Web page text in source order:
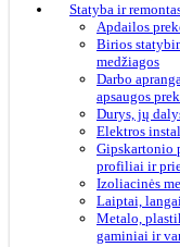
Statyba ir
Apdailos
Birios
medžiagos
Darbo
apsaugos
Durys, jų
Elektros
Gipskartonio
profiliai ir
Izoliacinės
Laiptai,
Metalo,
gaminiai ir